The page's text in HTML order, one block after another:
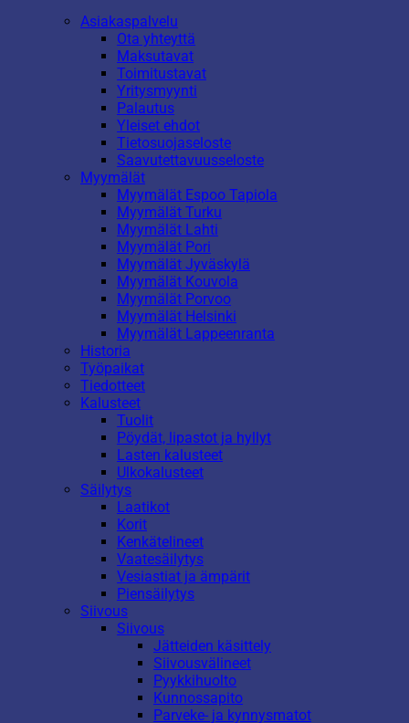
Asiakaspalvelu
Ota yhteyttä
Maksutavat
Toimitustavat
Yritysmyynti
Palautus
Yleiset ehdot
Tietosuojaseloste
Saavutettavuusseloste
Myymälät
Myymälät Espoo Tapiola
Myymälät Turku
Myymälät Lahti
Myymälät Pori
Myymälät Jyväskylä
Myymälät Kouvola
Myymälät Porvoo
Myymälät Helsinki
Myymälät Lappeenranta
Historia
Työpaikat
Tiedotteet
Kalusteet
Tuolit
Pöydät, lipastot ja hyllyt
Lasten kalusteet
Ulkokalusteet
Säilytys
Laatikot
Korit
Kenkätelineet
Vaatesäilytys
Vesiastiat ja ämpärit
Piensäilytys
Siivous
Siivous
Jätteiden käsittely
Siivousvälineet
Pyykkihuolto
Kunnossapito
Parveke- ja kynnysmatot